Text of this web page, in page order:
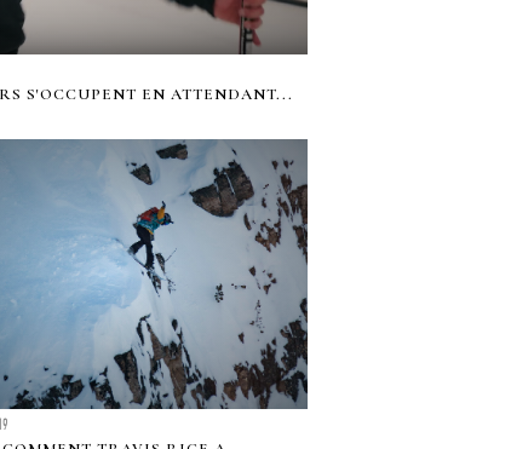
S'OCCUPENT EN ATTENDANT...